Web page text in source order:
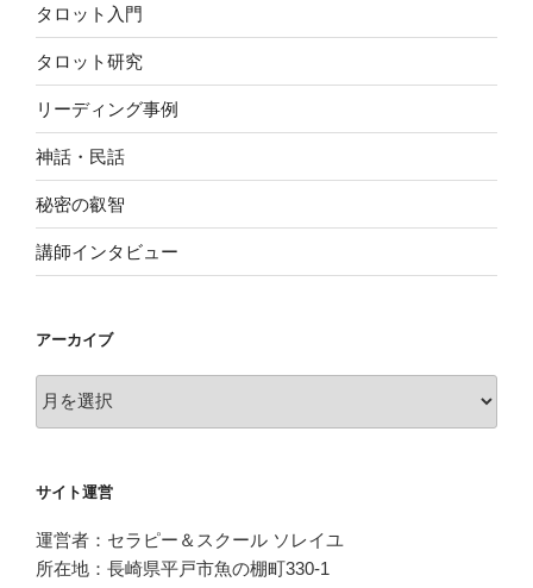
タロット入門
タロット研究
リーディング事例
神話・民話
秘密の叡智
講師インタビュー
アーカイブ
ー
ブ
サイト運営
運営者：セラピー＆スクール ソレイユ
所在地：長崎県平戸市魚の棚町330-1